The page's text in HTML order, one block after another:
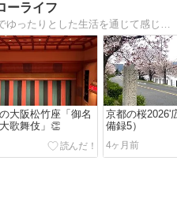
ライフ
京都の景色や出来事、自然体でゆったりとした生活を通じて感じたことなどについて書いている雑記ブログです。
大阪松竹座「御名
歌舞伎」👏
京都の桜2026'
備録5）
4ヶ月前